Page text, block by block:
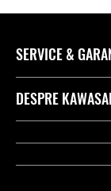
SERVICE &
Contactează-
Link-uri utile
DESPRE
Companie